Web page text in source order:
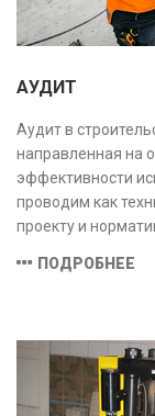
АУДИТ
Аудит в
направленная на
эффективности
проводим как
проекту и
безопасность и
ПОДРОБНЕЕ